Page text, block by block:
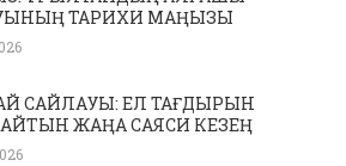
ТАРИХИ МАҢЫЗЫ
САЙЛАУЫ: ЕЛ ТАҒДЫРЫН
ЖАҢА САЯСИ КЕЗЕҢ